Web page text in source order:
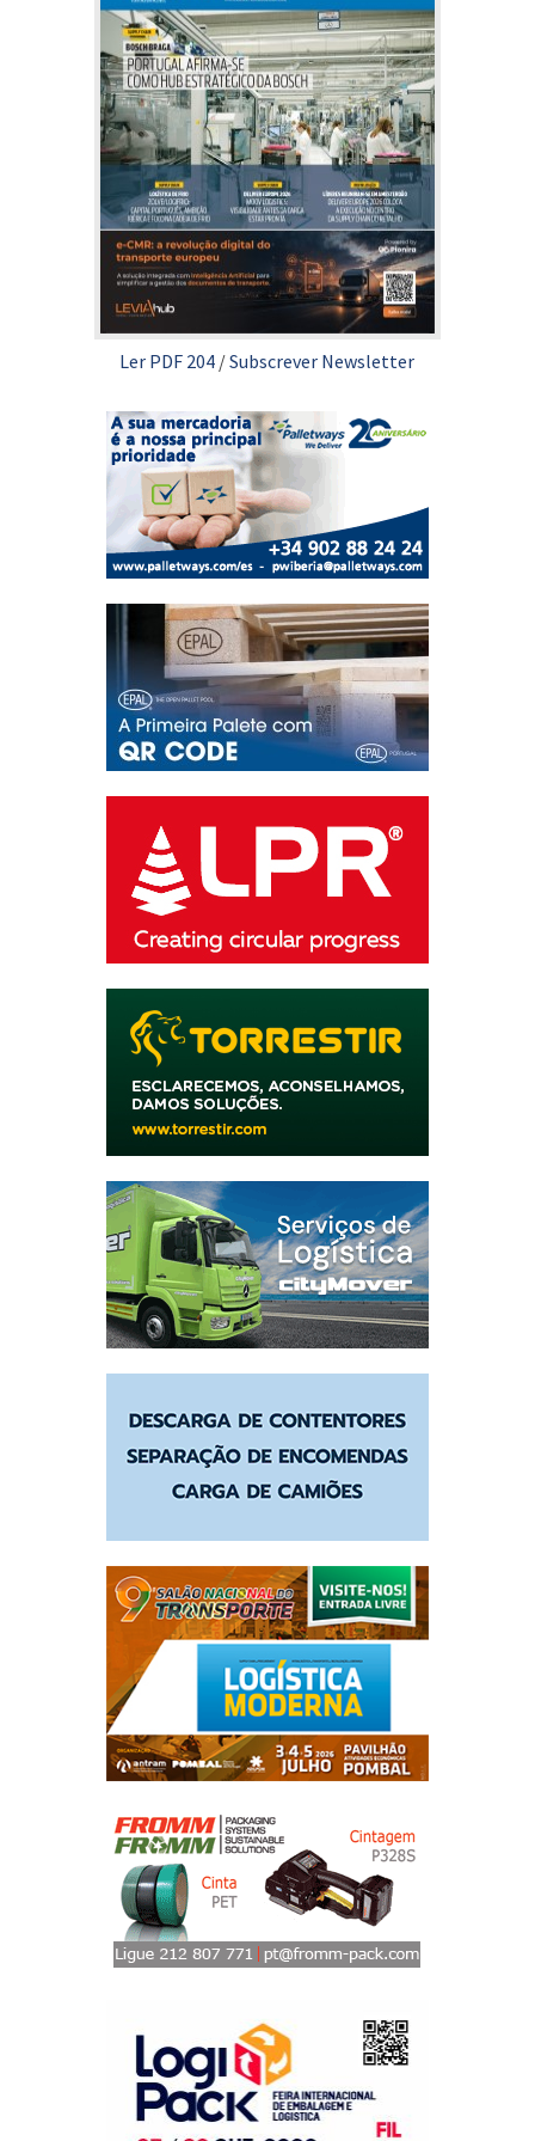
Ler PDF 204 /Subscrever Newsletter